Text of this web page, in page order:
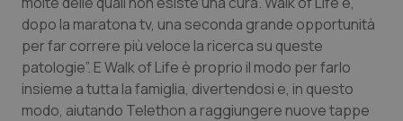
Puglia
Sardegna
Sicilia
Malattie rare
Malattia di Crohn & Rettocolite Ulcerosa
Neuroscienze & patologie neurodegenerative
dopo la maratona tv, una seconda grande opportunità
per far correre più veloce la ricerca su queste
patologie”. E Walk of Life è proprio il modo per farlo
insieme a tutta la famiglia, divertendosi e, in questo
modo, aiutando Telethon a raggiungere nuove tappe